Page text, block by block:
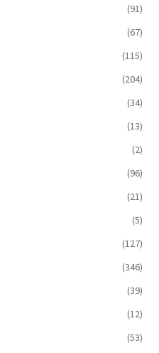
(91)
(67)
(115)
(204)
(34)
(13)
(2)
(96)
(21)
(5)
(127)
(346)
(39)
(12)
(53)